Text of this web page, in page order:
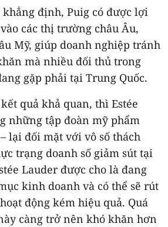
khẳng định, Puig có được lợi
các thị trường châu Âu,
Mỹ, giúp doanh nghiệp tránh
mà nhiều đối thủ trong
gặp phải tại Trung Quốc.
quả khả quan, thì Estée
những tập đoàn mỹ phẩm
lại đối mặt với vô số thách
trạng doanh số giảm sút tại
Lauder được cho là đang
kinh doanh và có thể sẽ rút
động kém hiệu quả. Quá
càng trở nên khó khăn hơn